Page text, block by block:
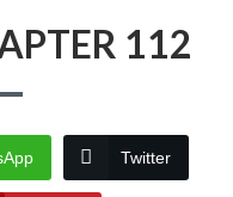
112
Twitter